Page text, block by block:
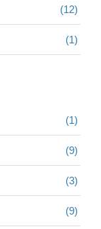
(12)
(1)
(1)
(9)
(3)
(9)